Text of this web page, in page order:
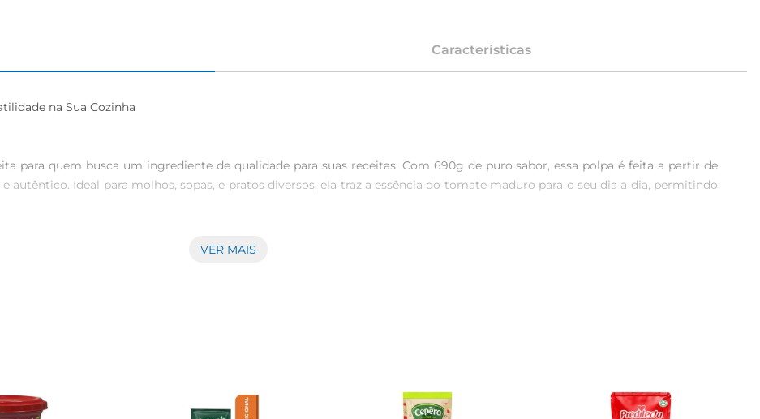
Características
na Sua Cozinha
para quem busca um ingrediente de qualidade para suas receitas. Com 690g de puro sabor, essa polpa é feita a partir de
Ideal para molhos, sopas, e pratos diversos, ela traz a essência do tomate maduro para o seu dia a dia, permitindo
ou ingredientes artificiais.
VER MAIS